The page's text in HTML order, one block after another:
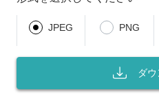
JPEG PNG
ダ